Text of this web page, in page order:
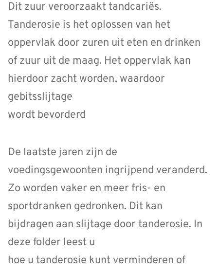
Dit zuur veroorzaakt tandcariës.
Tanderosie is het oplossen van het
oppervlak door zuren uit eten en drinken
of zuur uit de maag. Het oppervlak kan
hierdoor zacht worden, waardoor
gebitsslijtage
wordt bevorderd
De laatste jaren zijn de
voedingsgewoonten ingrijpend veranderd.
Zo worden vaker en meer fris- en
sportdranken gedronken. Dit kan
bijdragen aan slijtage door tanderosie. In
deze folder leest u
hoe u tanderosie kunt verminderen of